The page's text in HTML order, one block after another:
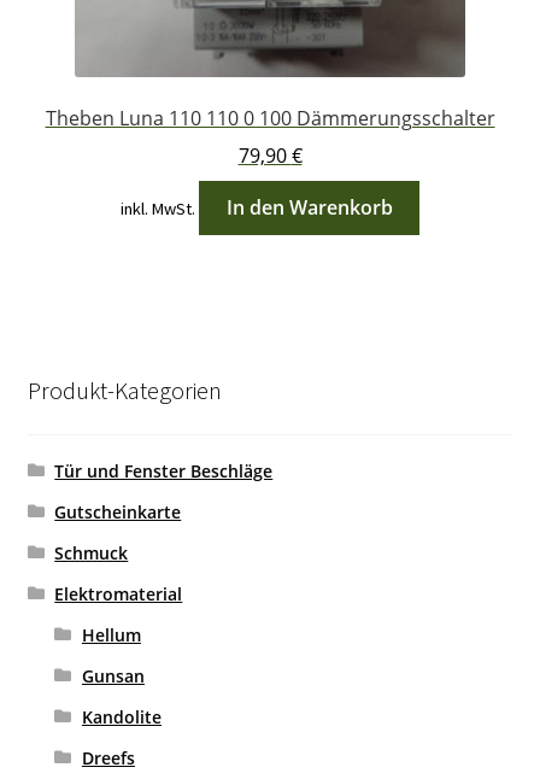
Theben Luna 110 110 0 100 Dämmerungsschalter
79,90€
inkl. MwSt. In den Warenkorb
Produkt-Kategorien
Tür und Fenster Beschläge
Gutscheinkarte
Schmuck
Elektromaterial
Hellum
Gunsan
Kandolite
Dreefs